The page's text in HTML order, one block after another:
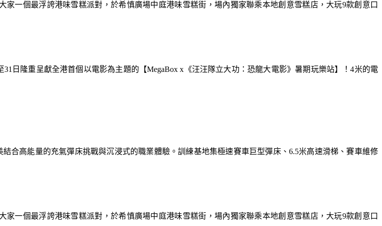
一個最浮誇港味雪糕派對，於希慎廣場中庭港味雪糕街，場內獨家聯乘本地創意雪糕店，大玩9款創意口
合高能量的充氣彈床挑戰與沉浸式的職業體驗。訓練基地集極速賽車巨型彈床、6.5米高速滑梯、賽車維修
日隆重呈獻全港首個以電影為主題的【MegaBox x《汪汪隊立大功：恐龍大電影》暑期玩樂站】！4米的電
一個最浮誇港味雪糕派對，於希慎廣場中庭港味雪糕街，場內獨家聯乘本地創意雪糕店，大玩9款創意口